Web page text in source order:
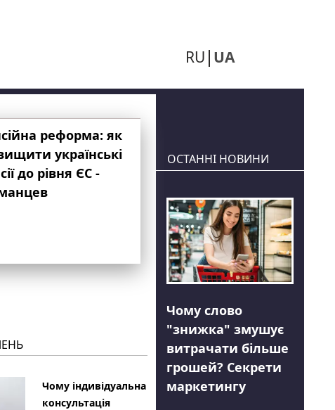
RU UA
реформа: як
українські
до рівня ЄС -
Чому індивідуальна
консультація
ОСТАННІ НОВИНИ
Чому слово
"знижка" змушує
витрачати більше
грошей? Секрети
маркетингу